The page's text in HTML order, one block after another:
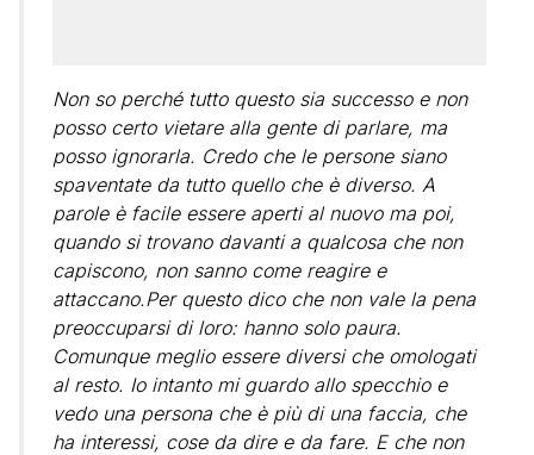
Non so perché tutto questo sia successo e non
posso certo vietare alla gente di parlare, ma
posso ignorarla. Credo che le persone siano
spaventate da tutto quello che è diverso. A
parole è facile essere aperti al nuovo ma poi,
quando si trovano davanti a qualcosa che non
capiscono, non sanno come reagire e
attaccano.Per questo dico che non vale la pena
preoccuparsi di loro: hanno solo paura.
Comunque meglio essere diversi che omologati
al resto. Io intanto mi guardo allo specchio e
vedo una persona che è più di una faccia, che
ha interessi, cose da dire e da fare. E che non